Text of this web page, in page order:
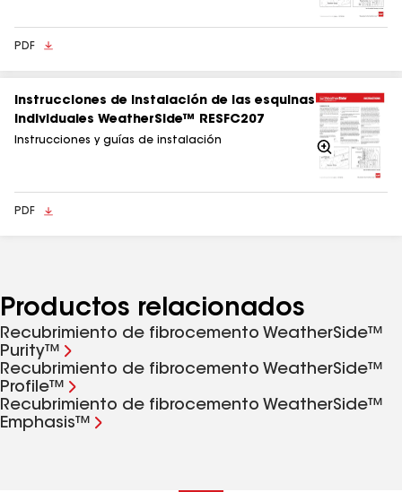
PDF
Instrucciones de instalación de las esquinas
individuales WeatherSide™​​​​​​​ RESFC207
Instrucciones y guías de instalación Acercarse
PDF
Productos relacionados
Recubrimiento de fibrocemento WeatherSide™
Purity™
Recubrimiento de fibrocemento WeatherSide™
Profile™
Recubrimiento de fibrocemento WeatherSide™
Emphasis™